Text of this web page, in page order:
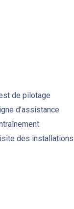
de pilotage
d’assistance
des installations